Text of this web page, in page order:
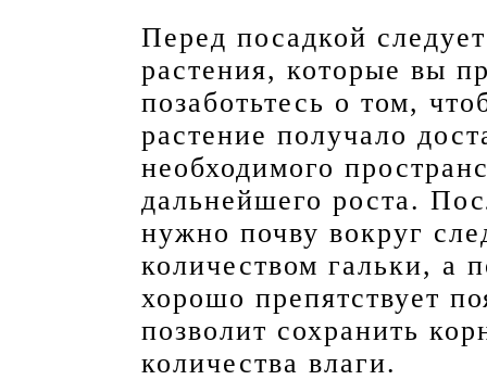
Перед посадкой
растения, которые вы
позаботьтесь о том,
растение получало
необходимого
дальнейшего роста.
нужно почву вокруг
количеством гальки, а
хорошо препятствует
позволит сохранить
количества влаги.